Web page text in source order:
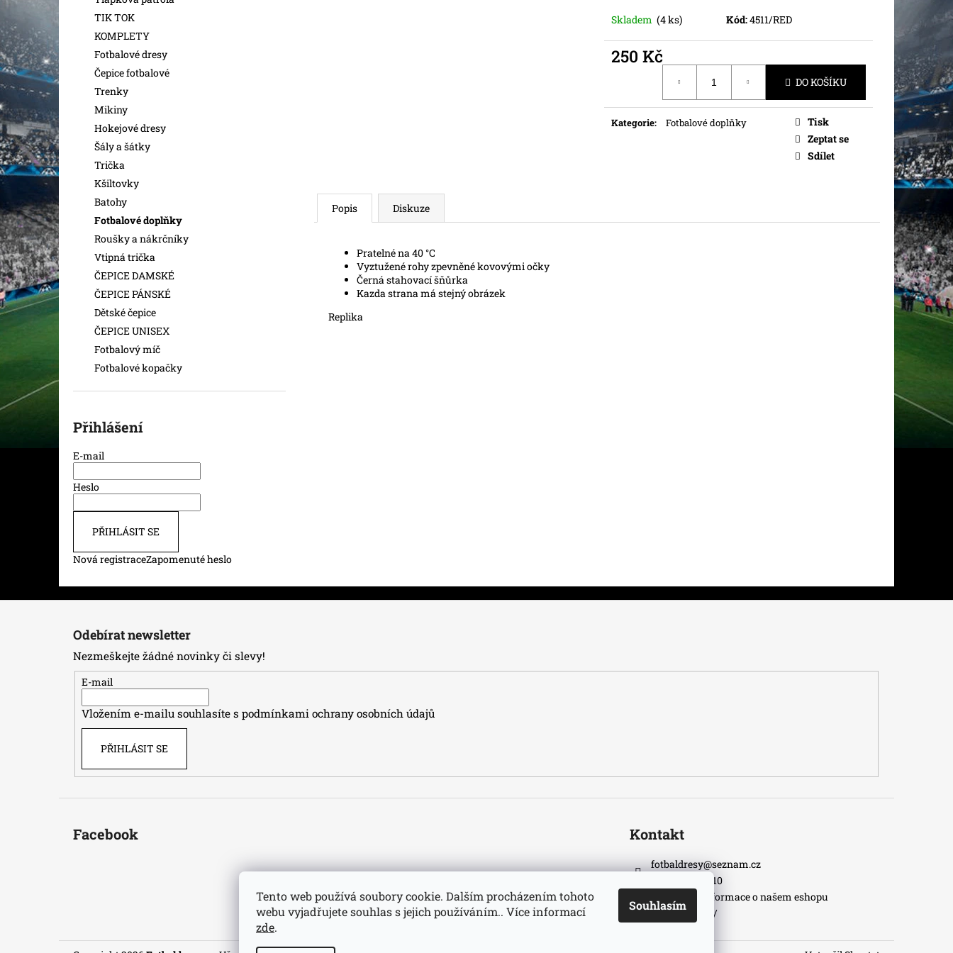
Tento web používá soubory cookie. Dalším procházením tohoto
webu vyjadřujete souhlas s jejich používáním.. Více informací
zde.
Souhlasím
TIK TOK
KOMPLETY
Fotbalové dresy
Čepice fotbalové
Trenky
Mikiny
Hokejové dresy
Šály a šátky
Trička
Kšiltovky
Batohy
Fotbalové doplňky
Roušky a nákrčníky
Vtipná trička
ČEPICE DAMSKÉ
ČEPICE PÁNSKÉ
Dětské čepice
ČEPICE UNISEX
Fotbalový míč
Fotbalové kopačky
Přihlášení
E-mail
Heslo
PŘIHLÁSIT SE
Nová registraceZapomenuté heslo
Skladem (4 ks) Kód:4511/RED
250 Kč
DO KOŠÍKU
Kategorie: Fotbalové doplňky
Tisk
Zeptat se
Sdílet
Popis Diskuze
Pratelné na 40 °C
Vyztužené rohy zpevněné kovovými očky
Černá stahovací šňůrka
Kazda strana má stejný obrázek
Replika
Odebírat newsletter
Nezmeškejte žádné novinky či slevy!
E-mail
Vložením e-mailu souhlasíte s podmínkami ochrany osobních údajů
PŘIHLÁSIT SE
Facebook Kontakt
fotbaldresy@seznam.cz
+420733609510
Nejnovější informace o našem eshopu
fotbaldresycz/